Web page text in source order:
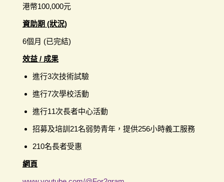
港幣100,000元
資助期 (狀況)
6個月 (已完結)
效益 / 成果
進行3次技術試驗
進行7次學校活動
進行11次長者中心活動
招募及培訓21名弱勢青年，提供256小時義工服務
210名長者受惠
網頁